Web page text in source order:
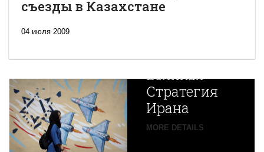
съезды в Казахстане
04 июля 2009
Новая
Великая
Стратегия
Ирана
MORE DETAILS
Путин